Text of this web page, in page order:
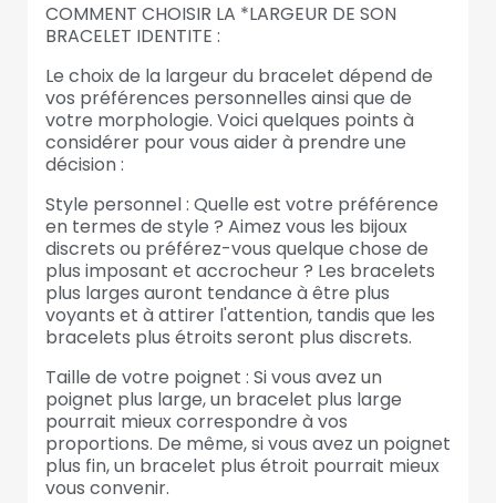
COMMENT CHOISIR LA *LARGEUR DE SON
BRACELET IDENTITE :
Le choix de la largeur du bracelet dépend de
vos préférences personnelles ainsi que de
votre morphologie. Voici quelques points à
considérer pour vous aider à prendre une
décision :
Style personnel : Quelle est votre préférence
en termes de style ? Aimez vous les bijoux
discrets ou préférez-vous quelque chose de
plus imposant et accrocheur ? Les bracelets
plus larges auront tendance à être plus
voyants et à attirer l'attention, tandis que les
bracelets plus étroits seront plus discrets.
Taille de votre poignet : Si vous avez un
poignet plus large, un bracelet plus large
pourrait mieux correspondre à vos
proportions. De même, si vous avez un poignet
plus fin, un bracelet plus étroit pourrait mieux
vous convenir.